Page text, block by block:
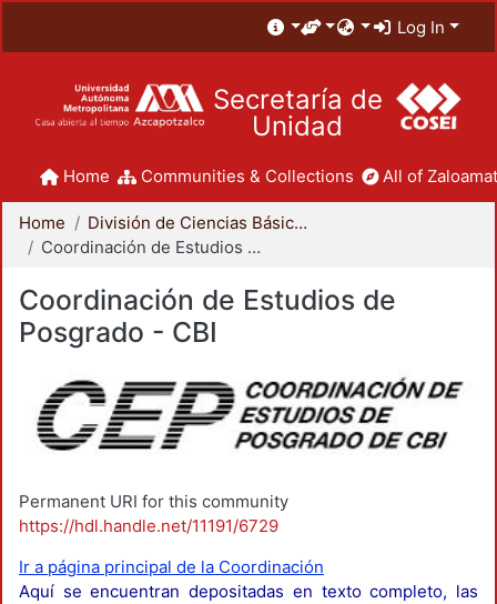
Log In
Secretaría de
Unidad
Home Communities & Collections All of
Home
División de Ciencias Básicas e Ingeniería
Coordinación de Estudios de Posgrado - CBI
Coordinación de Estudios de
Posgrado - CBI
Permanent URI for this community
https://hdl.handle.net/11191/6729
Ir a página principal de la Coordinación
Aquí se encuentran depositadas en texto completo, las